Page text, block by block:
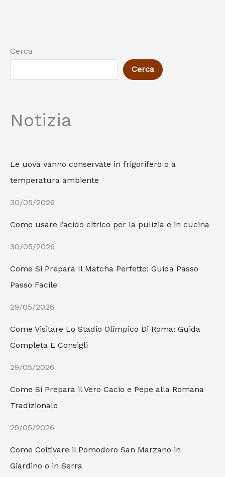
Cerca
Cerca
Notizia
Le uova vanno conservate in frigorifero o a
temperatura ambiente
30/05/2026
Come usare l’acido citrico per la pulizia e in cucina
30/05/2026
Come Si Prepara Il Matcha Perfetto: Guida Passo
Passo Facile
29/05/2026
Come Visitare Lo Stadio Olimpico Di Roma: Guida
Completa E Consigli
29/05/2026
Come Si Prepara il Vero Cacio e Pepe alla Romana
Tradizionale
29/05/2026
Come Coltivare il Pomodoro San Marzano in
Giardino o in Serra